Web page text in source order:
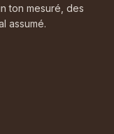
ton mesuré, des
assumé.